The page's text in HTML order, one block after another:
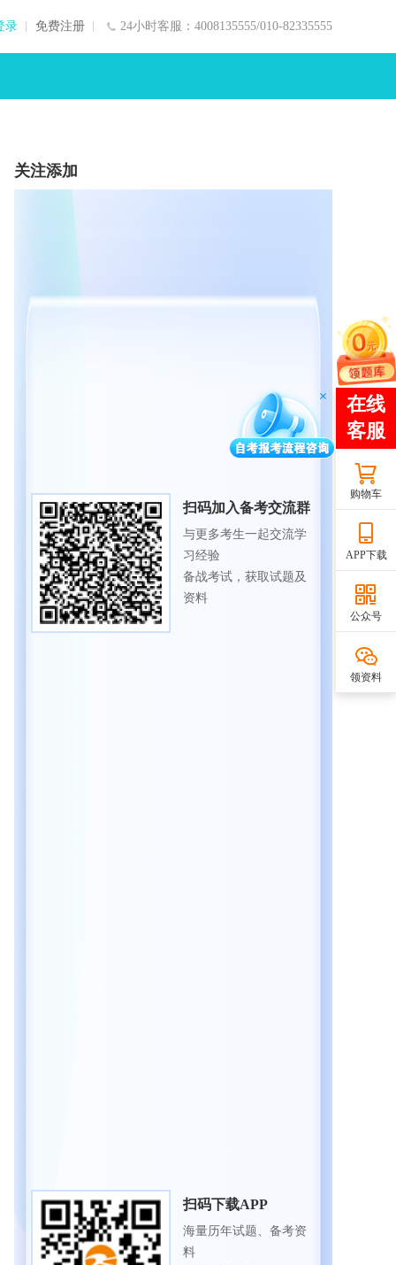
24小时客服：4008135555/010-82335555
录 免费注册
关注添加
扫码加入备考交流群
与更多考生一起交流学
习经验
备战考试，获取试题及
资料
扫码下载APP
海量历年试题、备考资
料
购物车
APP下载
公众号
领资料